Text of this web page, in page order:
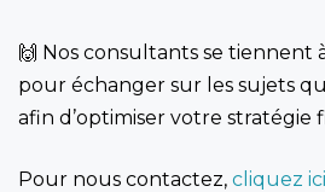
🙌 Nos consultants se tiennent
pour échanger sur les sujets
afin d’optimiser votre stratégie
Pour nous contactez, cliquez ici